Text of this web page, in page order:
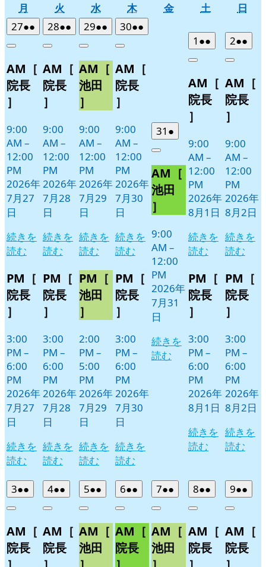
月
曜
日
火
曜
日
水水
曜
日
木木
曜
日
金金
土土
日
日
日
272026
年
月
27
日
●●
件
イ
ベ
ト)
Close
AM［
院長
］
9:00
AM –
12:00
PM
2026年
7月27
日
続きを
読む
PM［
院長
］
3:00
PM –
6:00
PM
2026年
7月27
日
続きを
読む
282026
年
月
28
日
●●
件
イ
ベ
ト)
Close
AM［
院長
］
9:00
AM –
12:00
PM
2026年
7月28
日
続きを
読む
PM［
院長
］
3:00
PM –
6:00
PM
2026年
7月28
日
続きを
読む
292026
年
月
29
日
●●
件
イ
ベ
ト)
Close
AM［
池田
］
9:00
AM –
12:00
PM
2026年
7月29
日
続きを
読む
PM［
池田
］
2:00
PM –
5:00
PM
2026年
7月29
日
続きを
読む
302026
年
月
30
日
●●
件
イ
Close
AM［
院長
］
9:00
AM –
12:00
PM
2026年
7月30
日
続きを
読む
PM［
院長
］
3:00
PM –
6:00
PM
2026年
7月30
日
続きを
読む
31 2026
年
月
31
日
●
件
イ
ベ
ト)
Close
AM［
池田
］
9:00
AM –
12:00
PM
2026年
7月31
日
続きを
読む
1 2026
年
月
1
日
●●
件
イ
ベ
Close
AM［
院長
］
9:00
AM –
12:00
PM
2026年
8月1日
続きを
読む
PM［
院長
］
3:00
PM –
6:00
PM
2026年
8月1日
続きを
読む
22026
年
月
2
日
●●
件
イ
ベ
Close
AM［
院長
］
9:00
AM –
12:00
PM
2026年
8月2日
続きを
読む
PM［
院長
］
3:00
PM –
6:00
PM
2026年
8月2日
続きを
読む
32026
年
月
3
日
●●
件
イ
ベ
Close
AM［
院長
42026
年
月
4
日
●●
件
イ
ベ
Close
AM［
院長
52026
年
月
5
日
●●
件
イ
ベ
Close
AM［
池田
62026
年
月
6
日
●●
件
イ
ベ
Close
AM［
院長
72026
年
月
7
日
●●
件
イ
ベ
Close
AM［
池田
82026
年
月
8
日
●●
件
イ
ベ
Close
AM［
院長
92026
年
月
9
日
●●
件
イ
ベ
Close
AM［
院長